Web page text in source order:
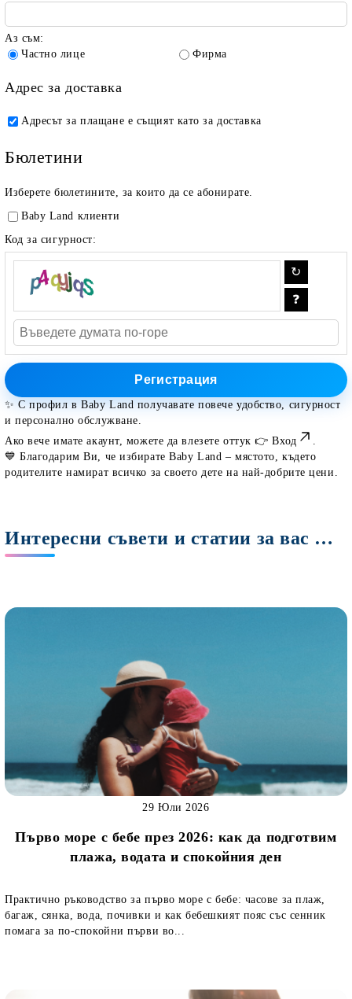
Аз съм:
Частно лице
Фирма
Адрес за доставка
Адресът за плащане е същият като за доставка
Бюлетини
Изберете бюлетините, за които да се абонирате.
Baby Land клиенти
Код за сигурност:
✨ С профил вBaby Land получавате повече удобство, сигурност
и персонално обслужване.
Ако вече имате акаунт, можете да влезете оттук 👉Вход
.
💙 Благодарим Ви, че избирате Baby Land – мястото, където
родителите намират всичко за своето дете на най-добрите цени.
Интересни съвети и статии за вас Мами
Първо море с бебе през 2026: как да подготвим
плажа, водата и спокойния ден
29 Юли 2026
Практично ръководство за първо море с бебе: часове за плаж,
багаж, сянка, вода, почивки и как бебешкият пояс със сенник
помага за по-спокойни първи во...